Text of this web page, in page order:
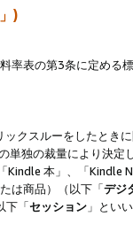
)
率表の第3条に定める
クスルーをしたとき
単独の裁量により決定
Kindle 本」、「Kindle
は商品）（以下「デジ
下「セッション 」とい